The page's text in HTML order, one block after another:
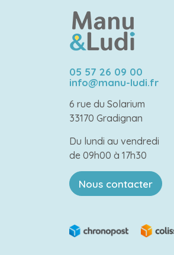
05 57 26 09 00
info@manu-ludi.fr
6 rue du Solarium
33170 Gradignan
Du lundi au vendredi
de 09h00 à 17h30
Nous contacter